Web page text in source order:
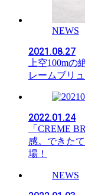
NEWS
2021.08.27
上空100m
レームブリ
2022.01.24
「CREME
感。できた
場！
NEWS